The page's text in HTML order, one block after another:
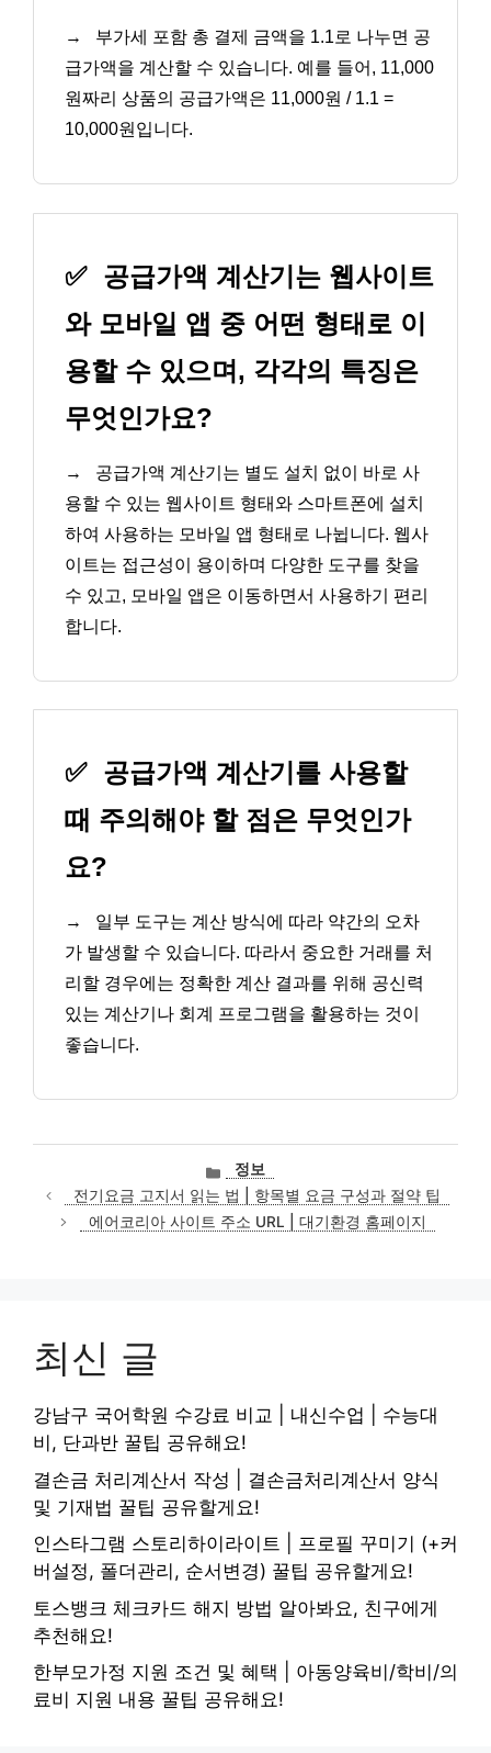
→
부가세 포함 총 결제 금액을 1.1로 나누면 공
급가액을 계산할 수 있습니다. 예를 들어, 11,000
원짜리 상품의 공급가액은 11,000원 / 1.1 =
10,000원입니다.
✅ 공급가액 계산기는 웹사이트
와 모바일 앱 중 어떤 형태로 이
용할 수 있으며, 각각의 특징은
무엇인가요?
→
공급가액 계산기는 별도 설치 없이 바로 사
용할 수 있는 웹사이트 형태와 스마트폰에 설치
하여 사용하는 모바일 앱 형태로 나뉩니다. 웹사
이트는 접근성이 용이하며 다양한 도구를 찾을
수 있고, 모바일 앱은 이동하면서 사용하기 편리
합니다.
✅ 공급가액 계산기를 사용할
때 주의해야 할 점은 무엇인가
요?
→
일부 도구는 계산 방식에 따라 약간의 오차
가 발생할 수 있습니다. 따라서 중요한 거래를 처
리할 경우에는 정확한 계산 결과를 위해 공신력
있는 계산기나 회계 프로그램을 활용하는 것이
좋습니다.
카
테
고
리
정보
전기요금 고지서 읽는 법 | 항목별 요금 구성과 절약 팁
에어코리아 사이트 주소 URL | 대기환경 홈페이지
최신 글
강남구 국어학원 수강료 비교 | 내신수업 | 수능대
비, 단과반 꿀팁 공유해요!
결손금 처리계산서 작성 | 결손금처리계산서 양식
및 기재법 꿀팁 공유할게요!
인스타그램 스토리하이라이트 | 프로필 꾸미기 (+커
버설정, 폴더관리, 순서변경) 꿀팁 공유할게요!
토스뱅크 체크카드 해지 방법 알아봐요, 친구에게
추천해요!
한부모가정 지원 조건 및 혜택 | 아동양육비/학비/의
료비 지원 내용 꿀팁 공유해요!